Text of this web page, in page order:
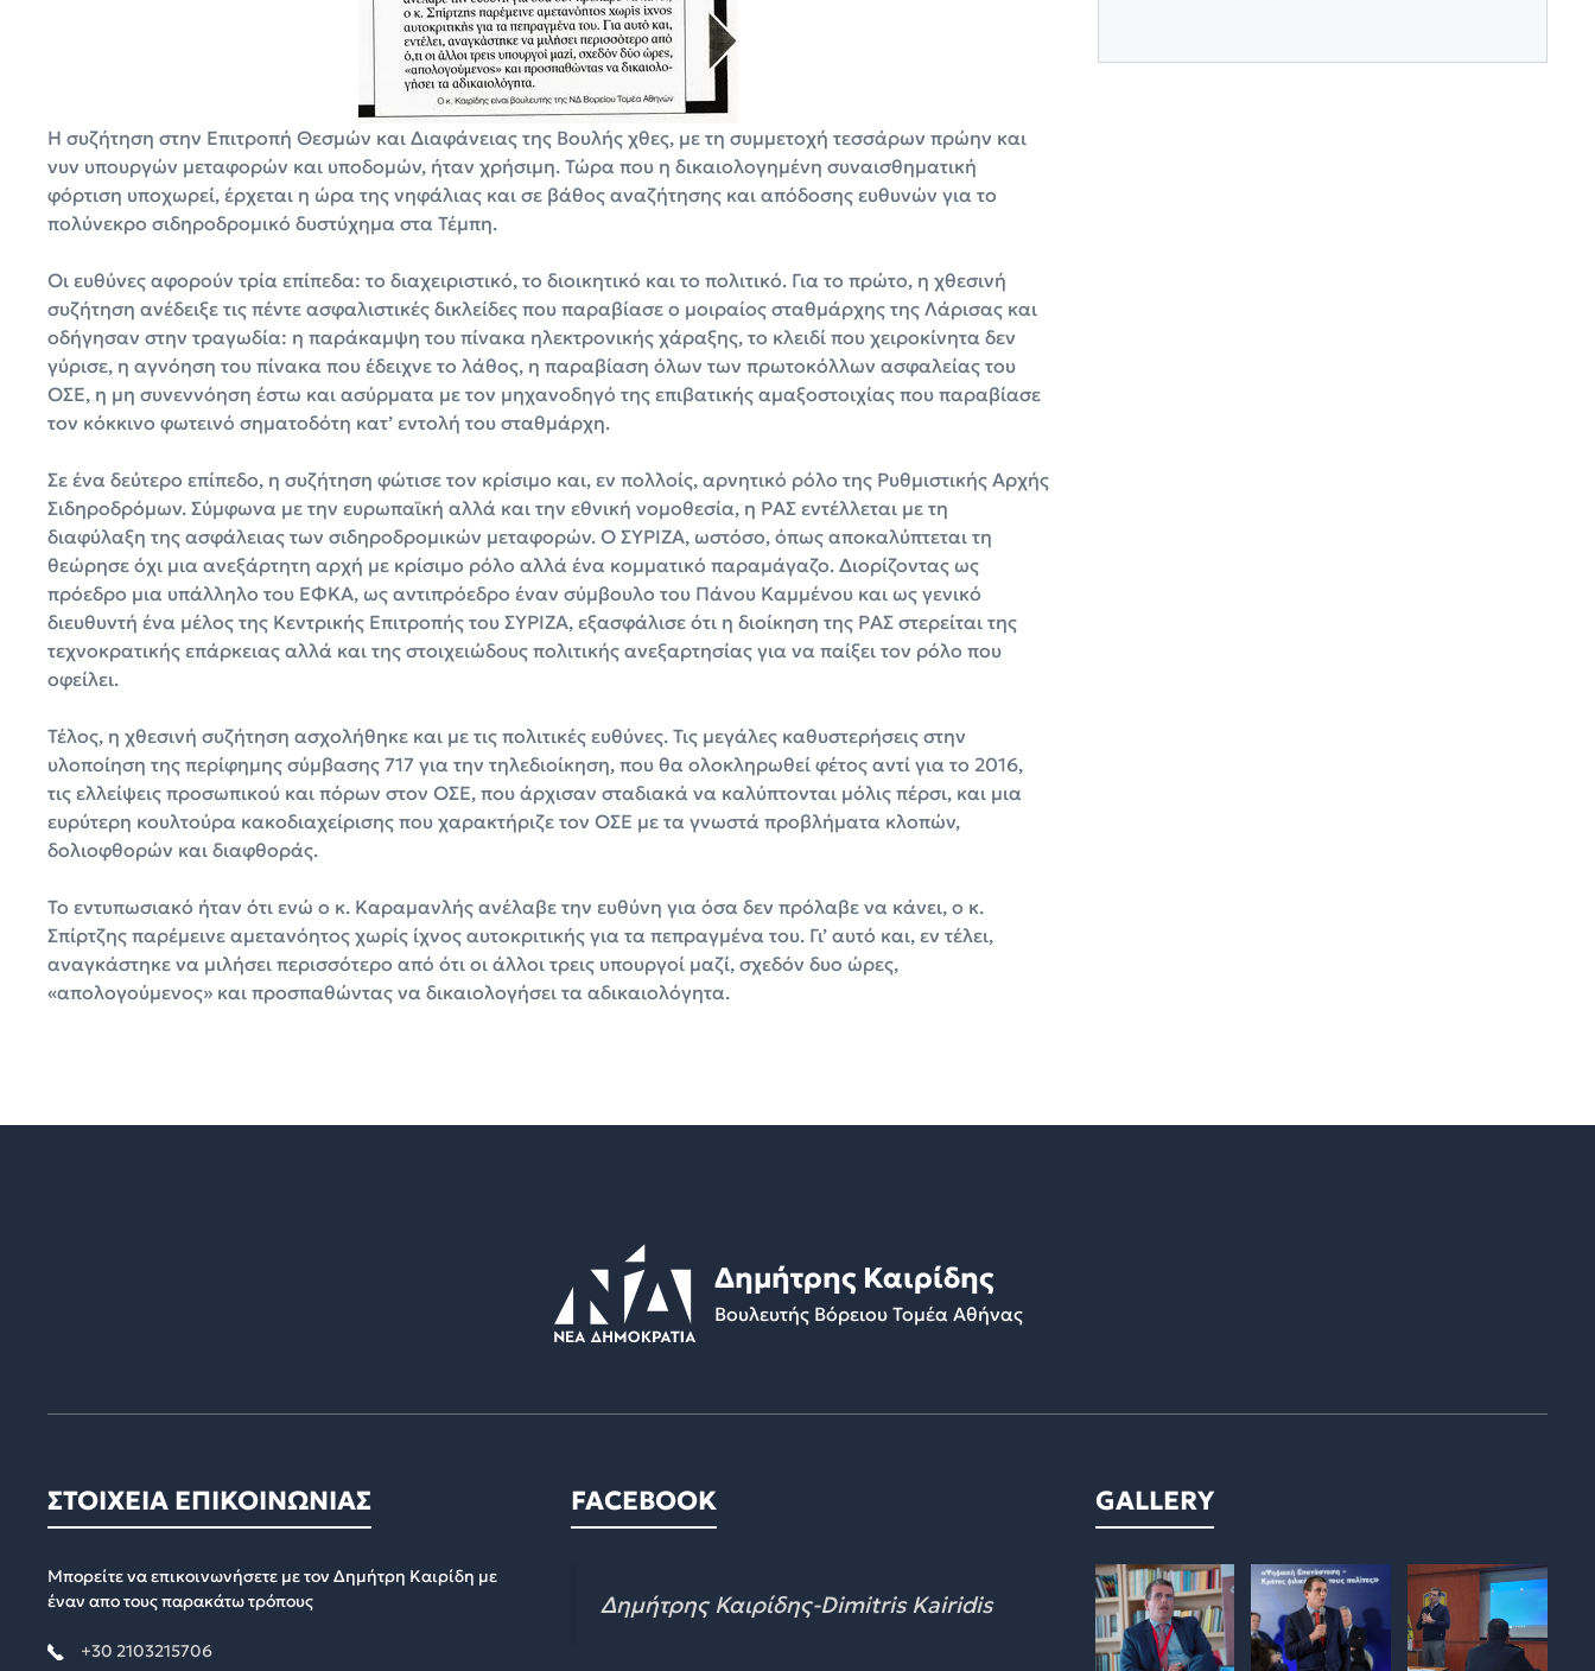
Η συζήτηση στην Επιτροπή Θεσμών και Διαφάνειας της Βουλής χθες, με τη συμμετοχή τεσσάρων πρώην και
νυν υπουργών μεταφορών και υποδομών, ήταν χρήσιμη. Τώρα που η δικαιολογημένη συναισθηματική
φόρτιση υποχωρεί, έρχεται η ώρα της νηφάλιας και σε βάθος αναζήτησης και απόδοσης ευθυνών για το
πολύνεκρο σιδηροδρομικό δυστύχημα στα Τέμπη.
Οι ευθύνες αφορούν τρία επίπεδα: το διαχειριστικό, το διοικητικό και το πολιτικό. Για το πρώτο, η χθεσινή
συζήτηση ανέδειξε τις πέντε ασφαλιστικές δικλείδες που παραβίασε ο μοιραίος σταθμάρχης της Λάρισας και
οδήγησαν στην τραγωδία: η παράκαμψη του πίνακα ηλεκτρονικής χάραξης, το κλειδί που χειροκίνητα δεν
γύρισε, η αγνόηση του πίνακα που έδειχνε το λάθος, η παραβίαση όλων των πρωτοκόλλων ασφαλείας του
ΟΣΕ, η μη συνεννόηση έστω και ασύρματα με τον μηχανοδηγό της επιβατικής αμαξοστοιχίας που παραβίασε
τον κόκκινο φωτεινό σηματοδότη κατ’ εντολή του σταθμάρχη.
Σε ένα δεύτερο επίπεδο, η συζήτηση φώτισε τον κρίσιμο και, εν πολλοίς, αρνητικό ρόλο της Ρυθμιστικής Αρχής
Σιδηροδρόμων. Σύμφωνα με την ευρωπαϊκή αλλά και την εθνική νομοθεσία, η ΡΑΣ εντέλλεται με τη
διαφύλαξη της ασφάλειας των σιδηροδρομικών μεταφορών. Ο ΣΥΡΙΖΑ, ωστόσο, όπως αποκαλύπτεται τη
θεώρησε όχι μια ανεξάρτητη αρχή με κρίσιμο ρόλο αλλά ένα κομματικό παραμάγαζο. Διορίζοντας ως
πρόεδρο μια υπάλληλο του ΕΦΚΑ, ως αντιπρόεδρο έναν σύμβουλο του Πάνου Καμμένου και ως γενικό
διευθυντή ένα μέλος της Κεντρικής Επιτροπής του ΣΥΡΙΖΑ, εξασφάλισε ότι η διοίκηση της ΡΑΣ στερείται της
τεχνοκρατικής επάρκειας αλλά και της στοιχειώδους πολιτικής ανεξαρτησίας για να παίξει τον ρόλο που
οφείλει.
Τέλος, η χθεσινή συζήτηση ασχολήθηκε και με τις πολιτικές ευθύνες. Τις μεγάλες καθυστερήσεις στην
υλοποίηση της περίφημης σύμβασης 717 για την τηλεδιοίκηση, που θα ολοκληρωθεί φέτος αντί για το 2016,
τις ελλείψεις προσωπικού και πόρων στον ΟΣΕ, που άρχισαν σταδιακά να καλύπτονται μόλις πέρσι, και μια
ευρύτερη κουλτούρα κακοδιαχείρισης που χαρακτήριζε τον ΟΣΕ με τα γνωστά προβλήματα κλοπών,
δολιοφθορών και διαφθοράς.
Το εντυπωσιακό ήταν ότι ενώ ο κ. Καραμανλής ανέλαβε την ευθύνη για όσα δεν πρόλαβε να κάνει, ο κ.
Σπίρτζης παρέμεινε αμετανόητος χωρίς ίχνος αυτοκριτικής για τα πεπραγμένα του. Γι’ αυτό και, εν τέλει,
αναγκάστηκε να μιλήσει περισσότερο από ότι οι άλλοι τρεις υπουργοί μαζί, σχεδόν δυο ώρες,
«απολογούμενος» και προσπαθώντας να δικαιολογήσει τα αδικαιολόγητα.
Δημήτρης Καιρίδης
Βουλευτής Βόρειου Τομέα Αθήνας
ΣΤΟΙΧΕΙΑ ΕΠΙΚΟΙΝΩΝΙΑΣ
Μπορείτε να επικοινωνήσετε με τον Δημήτρη Καιρίδη με
έναν απο τους παρακάτω τρόπους
+30 2103215706
FACEBOOK
Δημήτρης Καιρίδης-Dimitris Kairidis
GALLERY